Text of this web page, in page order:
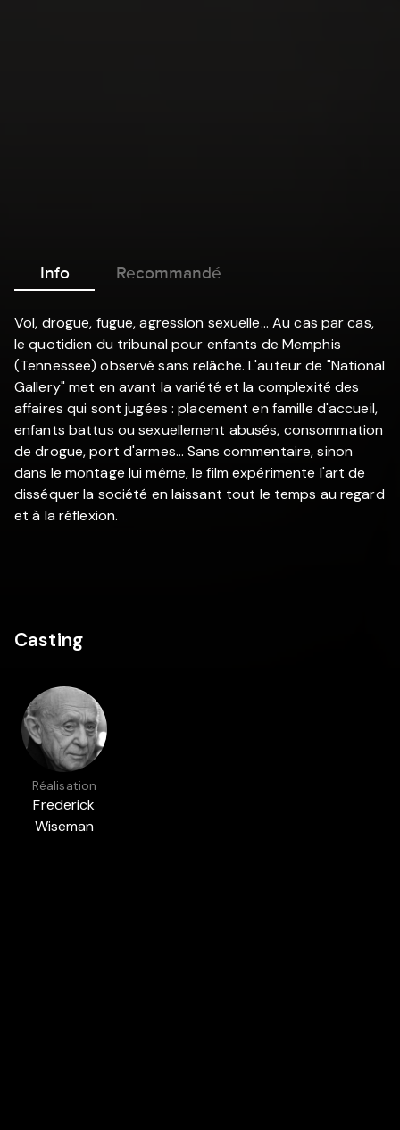
Info Recommandé
Vol, drogue, fugue, agression sexuelle... Au cas par cas,
le quotidien du tribunal pour enfants de Memphis
(Tennessee) observé sans relâche. L'auteur de "National
Gallery" met en avant la variété et la complexité des
affaires qui sont jugées : placement en famille d'accueil,
enfants battus ou sexuellement abusés, consommation
de drogue, port d'armes... Sans commentaire, sinon
dans le montage lui même, le film expérimente l'art de
disséquer la société en laissant tout le temps au regard
et à la réflexion.
Casting
Réalisation
Frederick
Wiseman